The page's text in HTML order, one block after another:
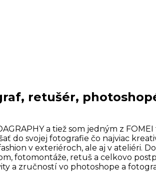
retušér,
a tiež som jedným z
do svojej fotografie čo najviac
v exteriéroch, ale aj v ateliéri.
fotomontáže, retuš a celkovo
a zručností vo photoshope a